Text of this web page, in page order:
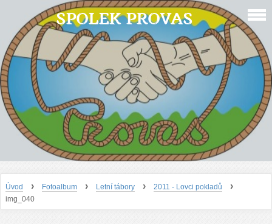
SPOLEK PROVAS
Úvod › Fotoalbum › Letní tábory › 2011 - Lovci pokladů ›
img_040